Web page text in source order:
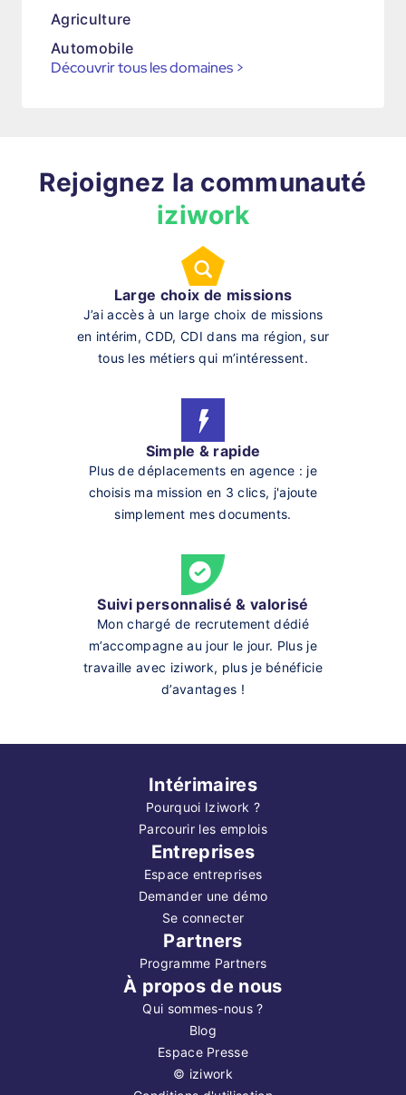
Agriculture
Automobile
Découvrir tous les domaines >
Rejoignez la communauté
iziwork
Large choix de missions
J’ai accès à un large choix de missions
en intérim, CDD, CDI dans ma région, sur
tous les métiers qui m’intéressent.
Simple & rapide
Plus de déplacements en agence : je
choisis ma mission en 3 clics, j'ajoute
simplement mes documents.
Suivi personnalisé & valorisé
Mon chargé de recrutement dédié
m’accompagne au jour le jour. Plus je
travaille avec iziwork, plus je bénéficie
d’avantages !
Intérimaires
Pourquoi Iziwork ?
Parcourir les emplois
Entreprises
Espace entreprises
Demander une démo
Se connecter
Partners
Programme Partners
À propos de nous
Qui sommes-nous ?
Blog
Espace Presse
© iziwork